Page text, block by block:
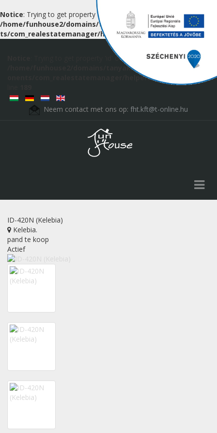
Notice: Trying to get property 'id' of non-object in
/home/funhouse2/domains/tanyak.hu/public_html/componen
ts/com_realestatemanager/helpers/route.phpon line189
: Trying to get property 'id' of non-object in
/home/funhouse2/domains/tanyak.hu/public_html/comp
onents/com_realestatemanager/helpers/route.php
Neem contact met ons op: fht.kft@t-online.hu
ID-420N (Kelebia)
Kelebia.
pand te koop
Actief